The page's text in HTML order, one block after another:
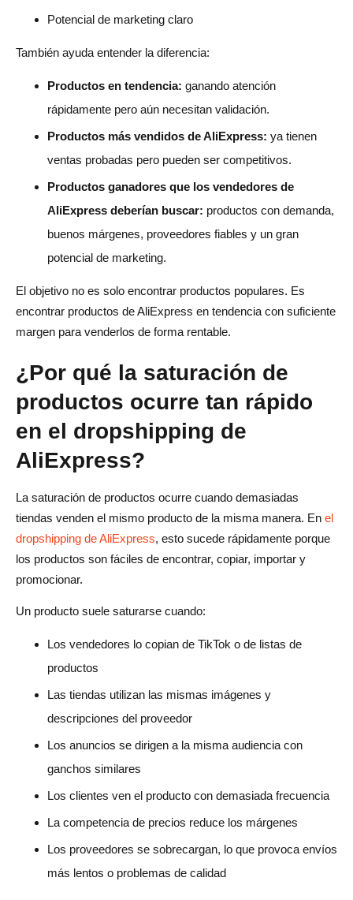
¿Qué métricas debo revisar antes de vender un producto
antes de que lo pruebe?
¿Puede AliDrop ayudarme a vender productos de
AliExpress en tendencia?
¿Debería vender productos virales o productos
perennes?
¿Cuál es el mayor error que cometen los principiantes
con los productos de AliExpress en tendencia?
Potencial de marketing claro
También ayuda entender la diferencia:
Productos en tendencia: ganando atención
rápidamente pero aún necesitan validación.
Productos más vendidos de AliExpress: ya tienen
ventas probadas pero pueden ser competitivos.
Productos ganadores que los vendedores de
AliExpress deberían buscar: productos con demanda,
buenos márgenes, proveedores fiables y un gran
potencial de marketing.
El objetivo no es solo encontrar productos populares. Es
encontrar productos de AliExpress en tendencia con suficiente
margen para venderlos de forma rentable.
¿Por qué la saturación de
productos ocurre tan rápido
en el dropshipping de
AliExpress?
La saturación de productos ocurre cuando demasiadas
tiendas venden el mismo producto de la misma manera. En el
dropshipping de AliExpress, esto sucede rápidamente porque
los productos son fáciles de encontrar, copiar, importar y
promocionar.
Un producto suele saturarse cuando:
Los vendedores lo copian de TikTok o de listas de
productos
Las tiendas utilizan las mismas imágenes y
descripciones del proveedor
Los anuncios se dirigen a la misma audiencia con
ganchos similares
Los clientes ven el producto con demasiada frecuencia
La competencia de precios reduce los márgenes
Los proveedores se sobrecargan, lo que provoca envíos
más lentos o problemas de calidad